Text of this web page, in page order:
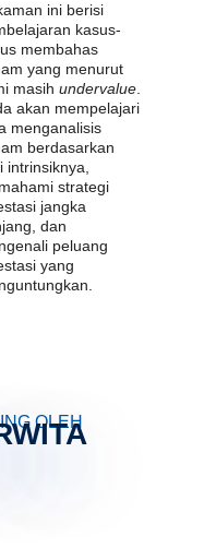
ini berisi
kasus-
membahas
yang menurut
masih undervalue.
akan mempelajari
menganalisis
berdasarkan
intrinsiknya,
strategi
jangka
dan
peluang
yang
OLEH